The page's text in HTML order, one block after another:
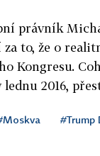
právník
to, že o
Kongresu.
2016,
#Trump